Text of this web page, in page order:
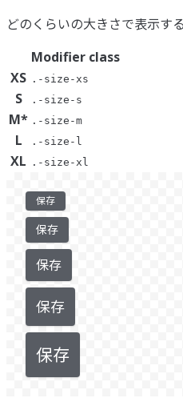
どのくらいの大きさで表示す
Modifier class
XS .-size-xs
S .-size-s
M* .-size-m
L .-size-l
XL .-size-xl
保存
保存
保存
保存
保存